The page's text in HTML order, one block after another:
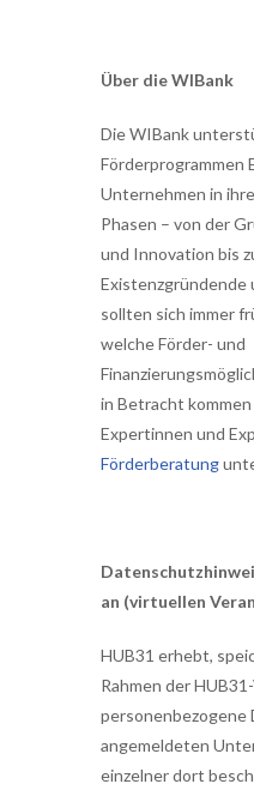
Über die WIBank
Die WIBank
Förderprogrammen
Unternehmen in
Phasen – von der
und Innovation bis
Existenzgründende
sollten sich immer
welche Förder- und
in Betracht
Expertinnen und
Förderberatung
an (virtuellen
HUB31 erhebt,
Rahmen der
personenbezogene
angemeldeten
einzelner dort